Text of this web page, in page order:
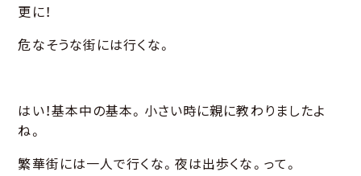
更に！
危なそうな街には行くな。
はい！基本中の基本。小さい時に親に教わりましたよ
ね。
繁華街には一人で行くな。夜は出歩くな。って。